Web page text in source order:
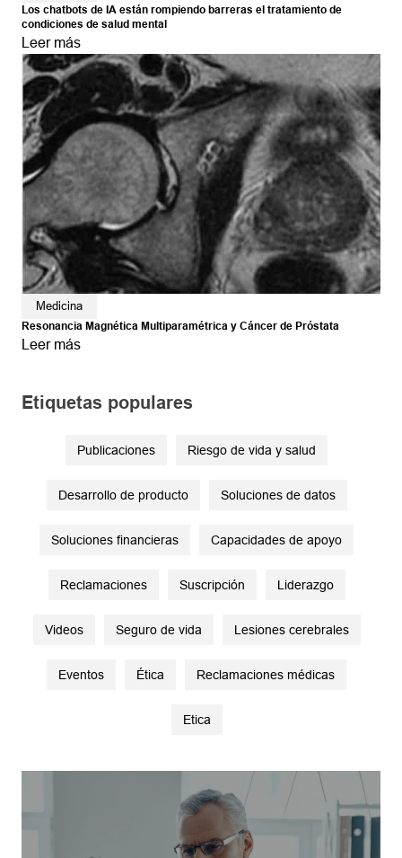
Los chatbots de IA están rompiendo barreras el tratamiento de
condiciones de salud mental
Leer más
Medicina
Resonancia Magnética Multiparamétrica y Cáncer de Próstata
Leer más
Etiquetas populares
Publicaciones Riesgo de vida y salud
Desarrollo de producto Soluciones de datos
Soluciones financieras Capacidades de apoyo
Reclamaciones Suscripción Liderazgo
Videos Seguro de vida Lesiones cerebrales
Eventos Ética Reclamaciones médicas
Etica